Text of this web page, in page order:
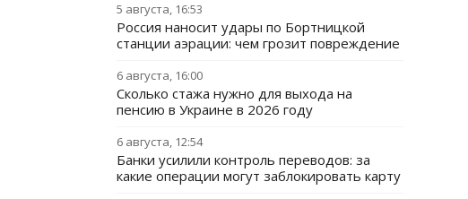
5 августа, 16:53
Россия наносит удары по Бортницкой
станции аэрации: чем грозит повреждение
6 августа, 16:00
Сколько стажа нужно для выхода на
пенсию в Украине в 2026 году
6 августа, 12:54
Банки усилили контроль переводов: за
какие операции могут заблокировать карту